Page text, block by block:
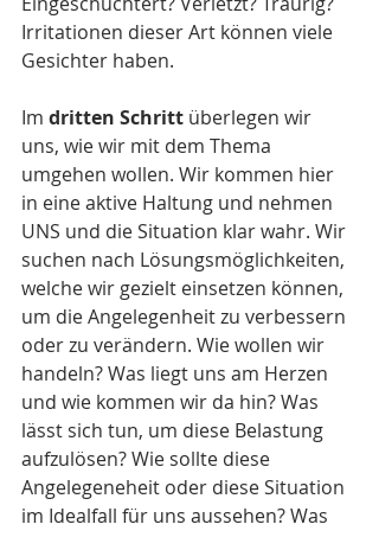
Irritationen dieser Art können viele
Gesichter haben.
Im dritten Schritt überlegen wir
uns, wie wir mit dem Thema
umgehen wollen. Wir kommen hier
in eine aktive Haltung und nehmen
UNS und die Situation klar wahr. Wir
suchen nach Lösungsmöglichkeiten,
welche wir gezielt einsetzen können,
um die Angelegenheit zu verbessern
oder zu verändern. Wie wollen wir
handeln? Was liegt uns am Herzen
und wie kommen wir da hin? Was
lässt sich tun, um diese Belastung
aufzulösen? Wie sollte diese
Angelegeneheit oder diese Situation
im Idealfall für uns aussehen? Was